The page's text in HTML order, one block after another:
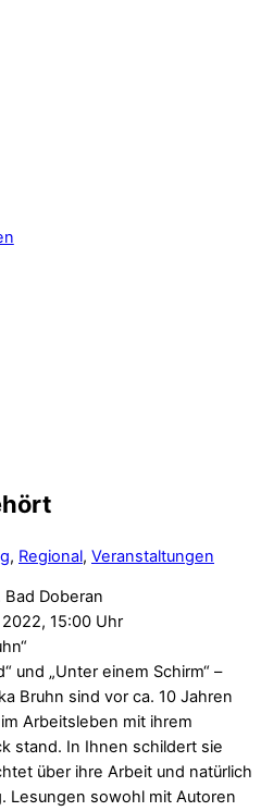
, Regional, Veranstaltungen
Bad Doberan
15:00 Uhr
und „Unter einem Schirm“ –
Bruhn sind vor ca. 10 Jahren
Arbeitsleben mit ihrem
stand. In Ihnen schildert sie
über ihre Arbeit und natürlich
Lesungen sowohl mit Autoren